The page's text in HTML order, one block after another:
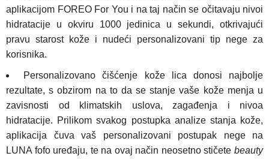
aplikacijom FOREO For You i na taj način se očitavaju nivoi
hidratacije u okviru 1000 jedinica u sekundi, otkrivajući
pravu starost kože i nudeći personalizovani tip nege za
korisnika.
Personalizovano čišćenje kože lica donosi najbolje
rezultate, s obzirom na to da se stanje vaše kože menja u
zavisnosti od klimatskih uslova, zagađenja i nivoa
hidratacije. Prilikom svakog postupka analize stanja kože,
aplikacija čuva vaš personalizovani postupak nege na
LUNA fofo uređaju, te na ovaj način neosetno stičete beauty